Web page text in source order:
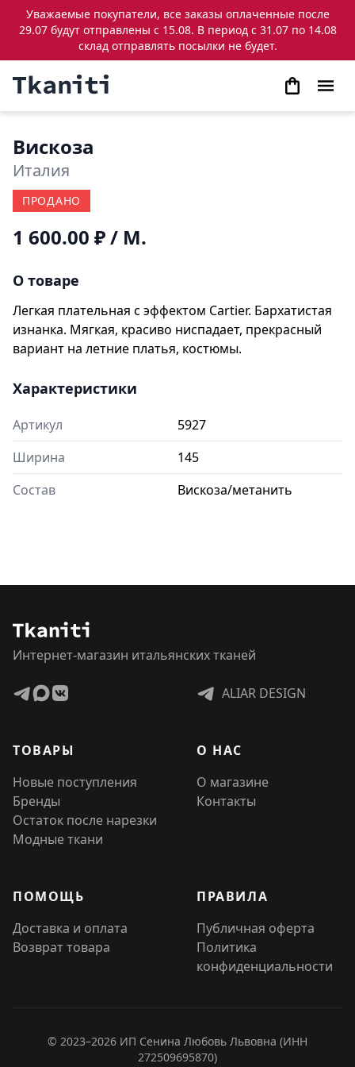
Уважаемые покупатели, все заказы оплаченные после
29.07 будут отправлены с 15.08. В период с 31.07 по 14.08
склад отправлять посылки не будет.
Вискоза
Италия
ПРОДАНО
1 600.00 ₽/ М.
О товаре
Легкая плательная с эффектом Cartier. Бархатистая
изнанка. Мягкая, красиво ниспадает, прекрасный
вариант на летние платья, костюмы.
Характеристики
Артикул
5927
Ширина
145
Состав
Вискоза/метанить
Интернет-магазин итальянских тканей
ALIAR DESIGN
ТОВАРЫ
Новые поступления
Бренды
Остаток после нарезки
Модные ткани
О НАС
О магазине
Контакты
ПОМОЩЬ
Доставка и оплата
Возврат товара
ПРАВИЛА
Публичная оферта
Политика
конфиденциальности
© 2023–2026 ИП Сенина Любовь Львовна (ИНН
272509695870)